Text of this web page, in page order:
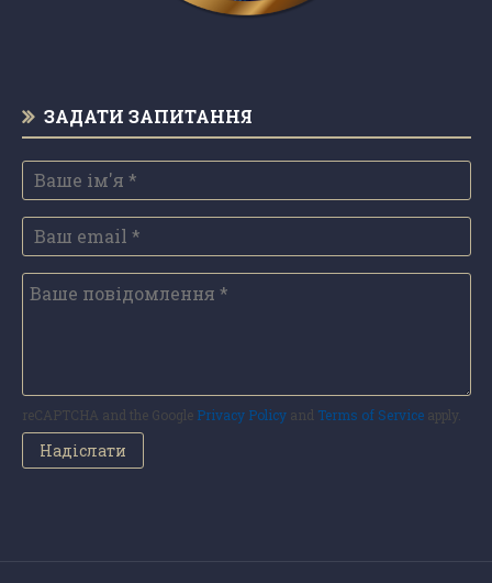
ЗАДАТИ ЗАПИТАННЯ
reCAPTCHA and the Google Privacy Policyand Terms of Serviceapply.